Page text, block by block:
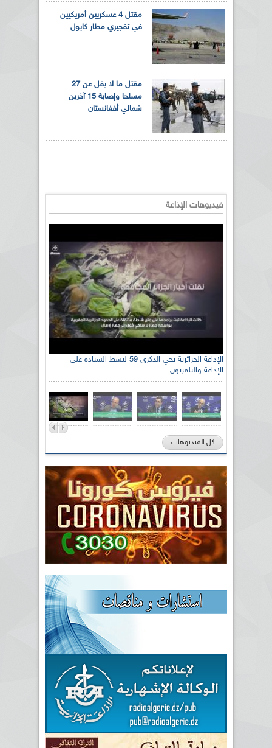
مقتل 4 عسكريين أمريكيين
في تفجيري مطار كابول
مقتل ما لا يقل عن 27
مسلحا وإصابة 15 آخرين
شمالي أفغانستان
فيديوهات الإذاعة
الإذاعة الجزائرية تحي الذكرى 59 لبسط السيادة على
الإذاعة والتلفزيون
كل الفيديوهات